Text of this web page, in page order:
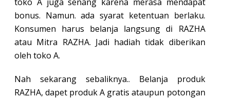
toko A juga senang karena merasa mendapat
bonus. Namun. ada syarat ketentuan berlaku.
Konsumen harus belanja langsung di RAZHA
atau Mitra RAZHA. Jadi hadiah tidak diberikan
oleh toko A.
Nah sekarang sebaliknya.. Belanja produk
RAZHA, dapet produk A gratis ataupun potongan